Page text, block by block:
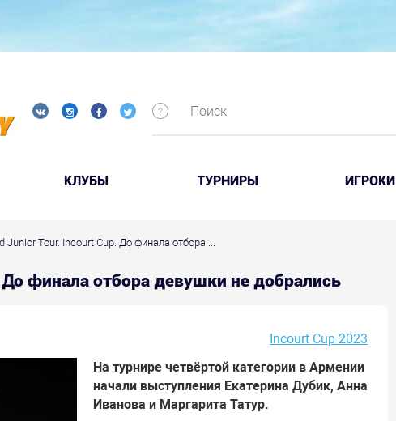
КЛУБЫ ТУРНИРЫ ИГРОКИ
Junior Tour. Incourt Cup. До финала отбора ...
финала отбора девушки не добрались
Incourt Cup 2023
На турнире четвёртой категории в Армении
начали выступления Екатерина Дубик, Анна
Иванова и Маргарита Татур.